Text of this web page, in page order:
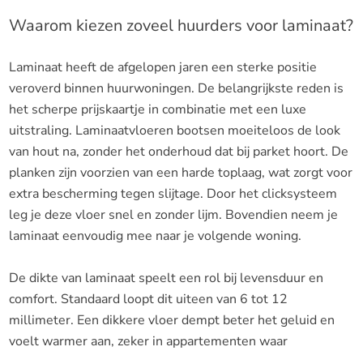
Waarom kiezen zoveel huurders voor laminaat?
Laminaat heeft de afgelopen jaren een sterke positie
veroverd binnen huurwoningen. De belangrijkste reden is
het scherpe prijskaartje in combinatie met een luxe
uitstraling. Laminaatvloeren bootsen moeiteloos de look
van hout na, zonder het onderhoud dat bij parket hoort. De
planken zijn voorzien van een harde toplaag, wat zorgt voor
extra bescherming tegen slijtage. Door het clicksysteem
leg je deze vloer snel en zonder lijm. Bovendien neem je
laminaat eenvoudig mee naar je volgende woning.
De dikte van laminaat speelt een rol bij levensduur en
comfort. Standaard loopt dit uiteen van 6 tot 12
millimeter. Een dikkere vloer dempt beter het geluid en
voelt warmer aan, zeker in appartementen waar